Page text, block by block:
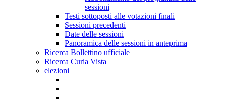
sessioni
Testi sottoposti alle votazioni finali
Sessioni precedenti
Date delle sessioni
Panoramica delle sessioni in anteprima
Ricerca Bollettino ufficiale
Ricerca Curia Vista
elezioni